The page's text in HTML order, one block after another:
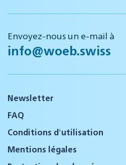
Envoyez-nous un e-mail à
info@woeb.swiss
Newsletter
FAQ
Conditions d'utilisation
Mentions légales